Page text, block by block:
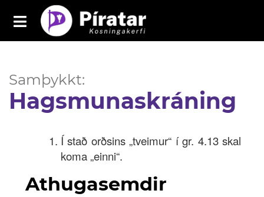
Toggle
navigation
Yfirlit
Mál
Málaflokkar
Grasrótarinn
Samþykkt:
Hagsmunaskráning
Í stað orðsins „tveimur“ í gr. 4.13 skal
koma „einni“.
Athugasemdir